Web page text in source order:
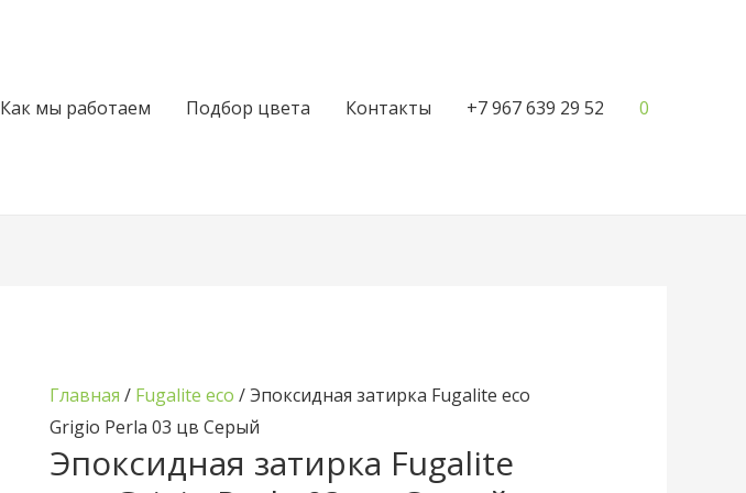
Как мы работаем Подбор цвета Контакты +7 967 639 29 52 0
Главная / Fugalite eco / Эпоксидная затирка Fugalite eco
Grigio Perla 03 цв Серый
Эпоксидная затирка Fugalite